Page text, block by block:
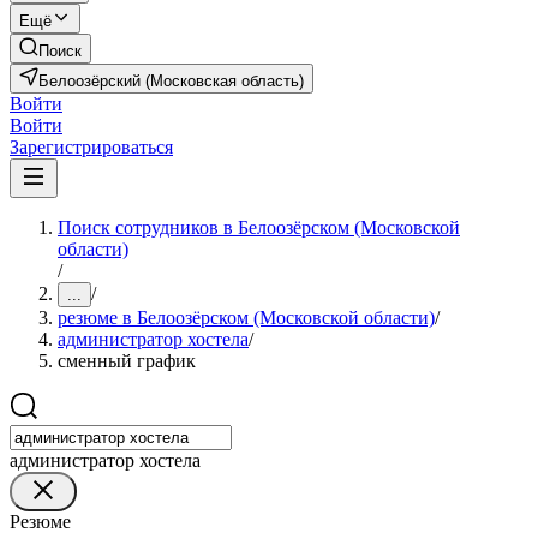
Ещё
Поиск
Белоозёрский (Московская область)
Войти
Войти
Зарегистрироваться
Поиск сотрудников в Белоозёрском (Московской
области)
/
... /
резюме в Белоозёрском (Московской области)/
администратор хостела/
сменный график
администратор хостела
Резюме